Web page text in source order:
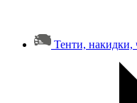
Тенти, накидки,